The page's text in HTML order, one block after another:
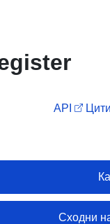
API
Сходни